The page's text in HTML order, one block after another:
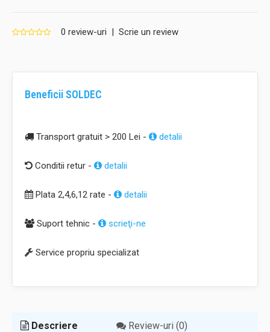
0 review-uri | Scrie un review
Beneficii SOLDEC
Transport gratuit > 200 Lei - detalii
Conditii retur - detalii
Plata 2,4,6,12 rate - detalii
Suport tehnic - scrieţi-ne
Service propriu specializat
Descriere Review-uri (0)